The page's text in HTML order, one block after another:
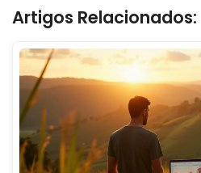
Artigos Relacionados: